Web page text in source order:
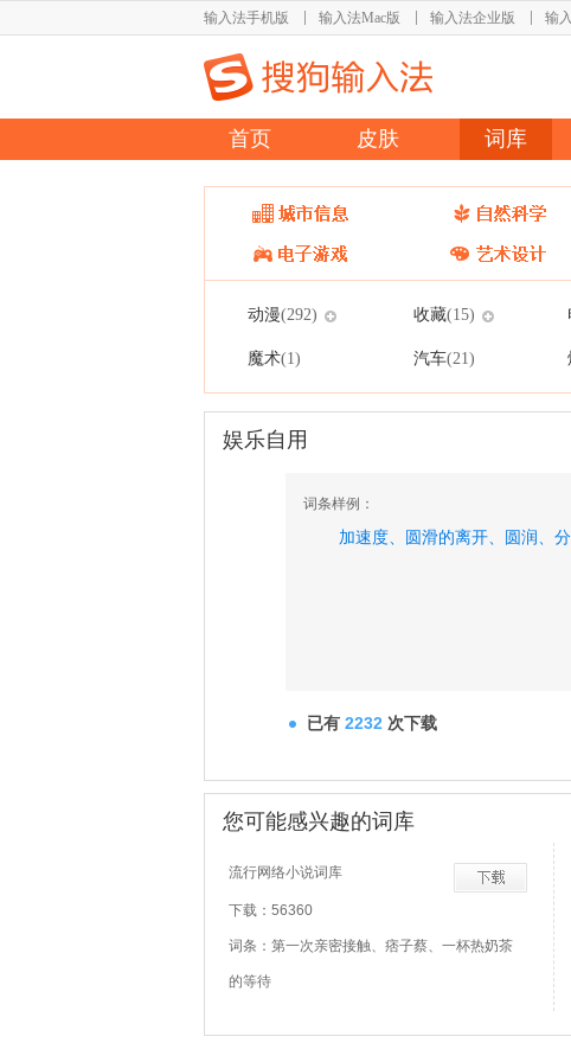
输入法手机版 输入法Mac版 输入法企业版 输
首页 皮肤 词库
动漫(292) 收藏(15)
魔术(1) 汽车(21)
娱乐自用
词条样例：
加速度、 圆滑的离开、 圆润、
已有 2232 次下载
您可能感兴趣的词库
流行网络小说词库
下载：56360
词条：第一次亲密接触、痞子蔡、一杯热奶茶
的等待